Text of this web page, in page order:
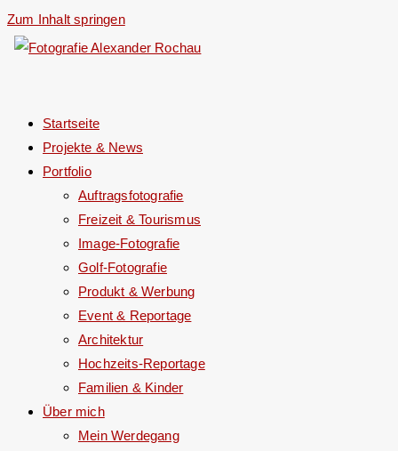
Zum Inhalt springen
Startseite
Projekte & News
Portfolio
Auftragsfotografie
Freizeit & Tourismus
Image-Fotografie
Golf-Fotografie
Produkt & Werbung
Event & Reportage
Architektur
Hochzeits-Reportage
Familien & Kinder
Über mich
Mein Werdegang